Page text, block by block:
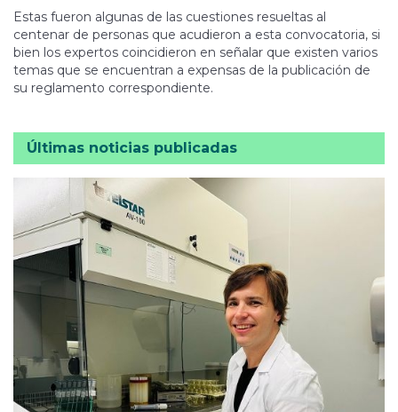
Estas fueron algunas de las cuestiones resueltas al
centenar de personas que acudieron a esta convocatoria, si
bien los expertos coincidieron en señalar que existen varios
temas que se encuentran a expensas de la publicación de
su reglamento correspondiente.
Últimas noticias publicadas